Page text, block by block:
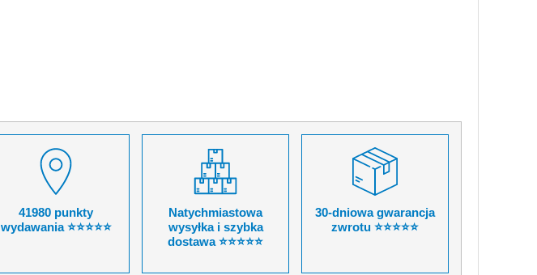
41980 punkty
wydawania ⭐⭐⭐⭐⭐
Natychmiastowa
wysyłka i szybka
dostawa ⭐⭐⭐⭐⭐
30-dniowa gwarancja
zwrotu ⭐⭐⭐⭐⭐